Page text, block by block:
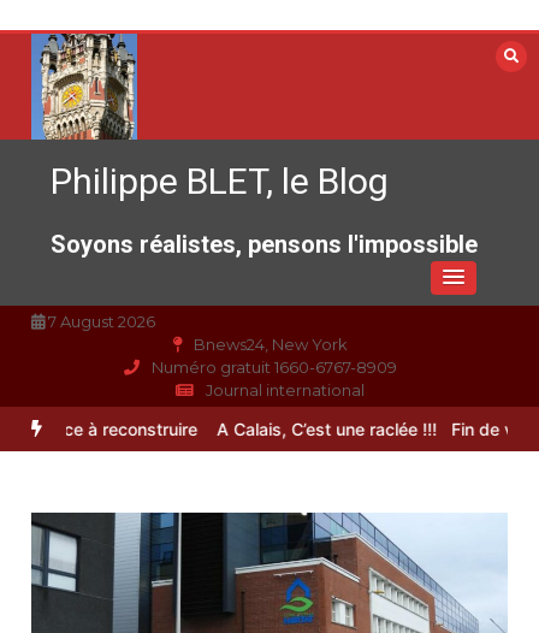
contenu
Philippe BLET, le Blog
Soyons réalistes, pensons l'impossible
7 August 2026
Bnews24, New York
Numéro gratuit 1660-6767-8909
Journal international
à reconstruire A Calais, C’est une raclée !!! Fin de vie :